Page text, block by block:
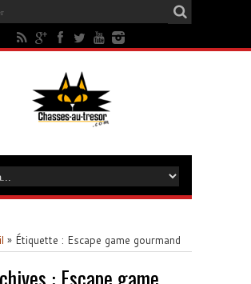
» Étiquette : Escape game gourmand